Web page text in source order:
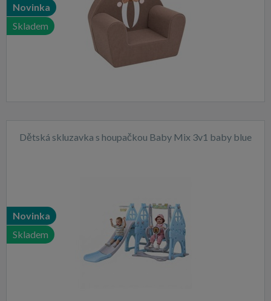
Novinka
Skladem
Dětská skluzavka s houpačkou Baby Mix 3v1 baby blue
Novinka
Skladem